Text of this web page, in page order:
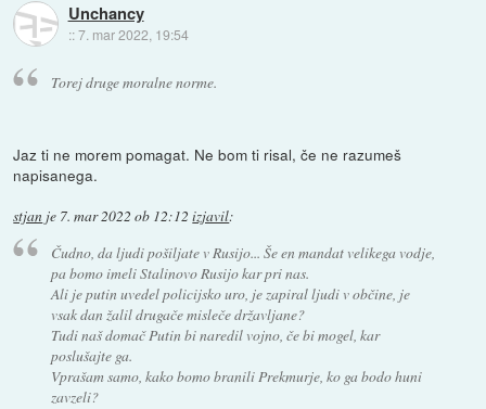
Unchancy
::7. mar 2022, 19:54
Torej druge moralne norme.
Jaz ti ne morem pomagat. Ne bom ti risal, če ne razumeš
napisanega.
stjan je 7. mar 2022 ob 12:12 izjavil:
Čudno, da ljudi pošiljate v Rusijo... Še en mandat velikega vodje,
pa bomo imeli Stalinovo Rusijo kar pri nas.
Ali je putin uvedel policijsko uro, je zapiral ljudi v občine, je
vsak dan žalil drugače misleče državljane?
Tudi naš domač Putin bi naredil vojno, če bi mogel, kar
poslušajte ga.
Vprašam samo, kako bomo branili Prekmurje, ko ga bodo huni
zavzeli?